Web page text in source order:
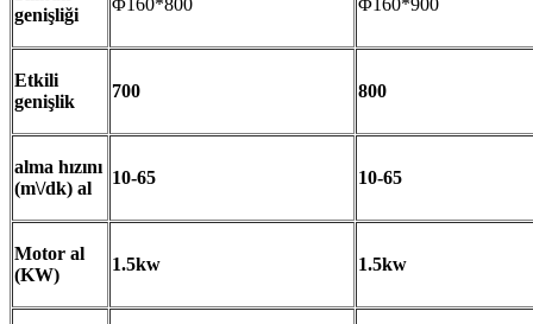
genişliği
Φ160*800 Φ160*900
Etkili
genişlik
700 800
alma hızını
(m\/dk) al
10-65 10-65
Motor al
(KW)
1.5kw 1.5kw